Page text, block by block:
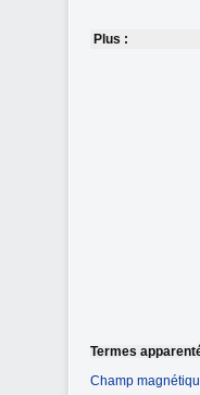
Plus :
Termes
Champ